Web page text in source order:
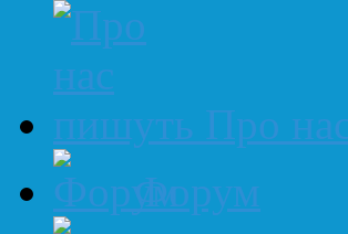
Про
Форум